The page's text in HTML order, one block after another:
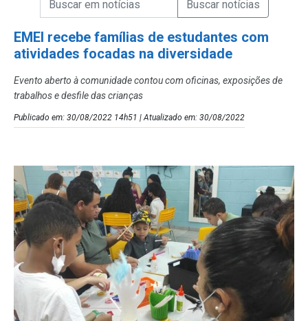
EMEI recebe famílias de estudantes com
atividades focadas na diversidade
Evento aberto à comunidade contou com oficinas, exposições de
trabalhos e desfile das crianças
Publicado em: 30/08/2022 14h51 | Atualizado em: 30/08/2022